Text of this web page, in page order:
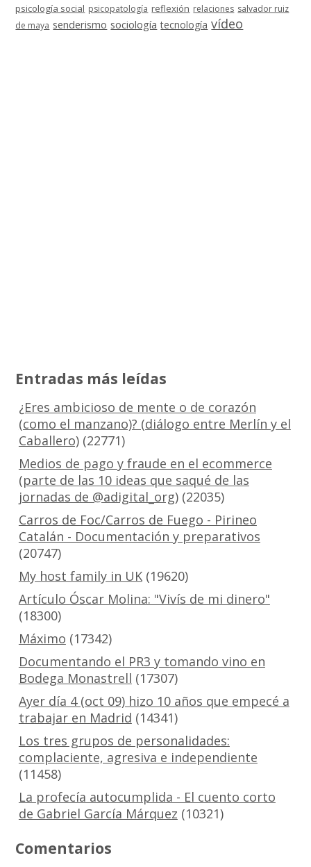
psicología social psicopatología reflexión relaciones salvador ruiz
de maya senderismo sociología tecnología vídeo
Entradas más leídas
¿Eres ambicioso de mente o de corazón
(como el manzano)? (diálogo entre Merlín y el
Caballero)(22771)
Medios de pago y fraude en el ecommerce
(parte de las 10 ideas que saqué de las
jornadas de @adigital_org)(22035)
Carros de Foc/Carros de Fuego - Pirineo
Catalán - Documentación y preparativos
(20747)
My host family in UK(19620)
Artículo Óscar Molina: "Vivís de mi dinero"
(18300)
Máximo (17342)
Documentando el PR3 y tomando vino en
Bodega Monastrell (17307)
Ayer día 4 (oct 09) hizo 10 años que empecé a
trabajar en Madrid (14341)
Los tres grupos de personalidades:
complaciente, agresiva e independiente
(11458)
La profecía autocumplida - El cuento corto
de Gabriel García Márquez (10321)
Comentarios